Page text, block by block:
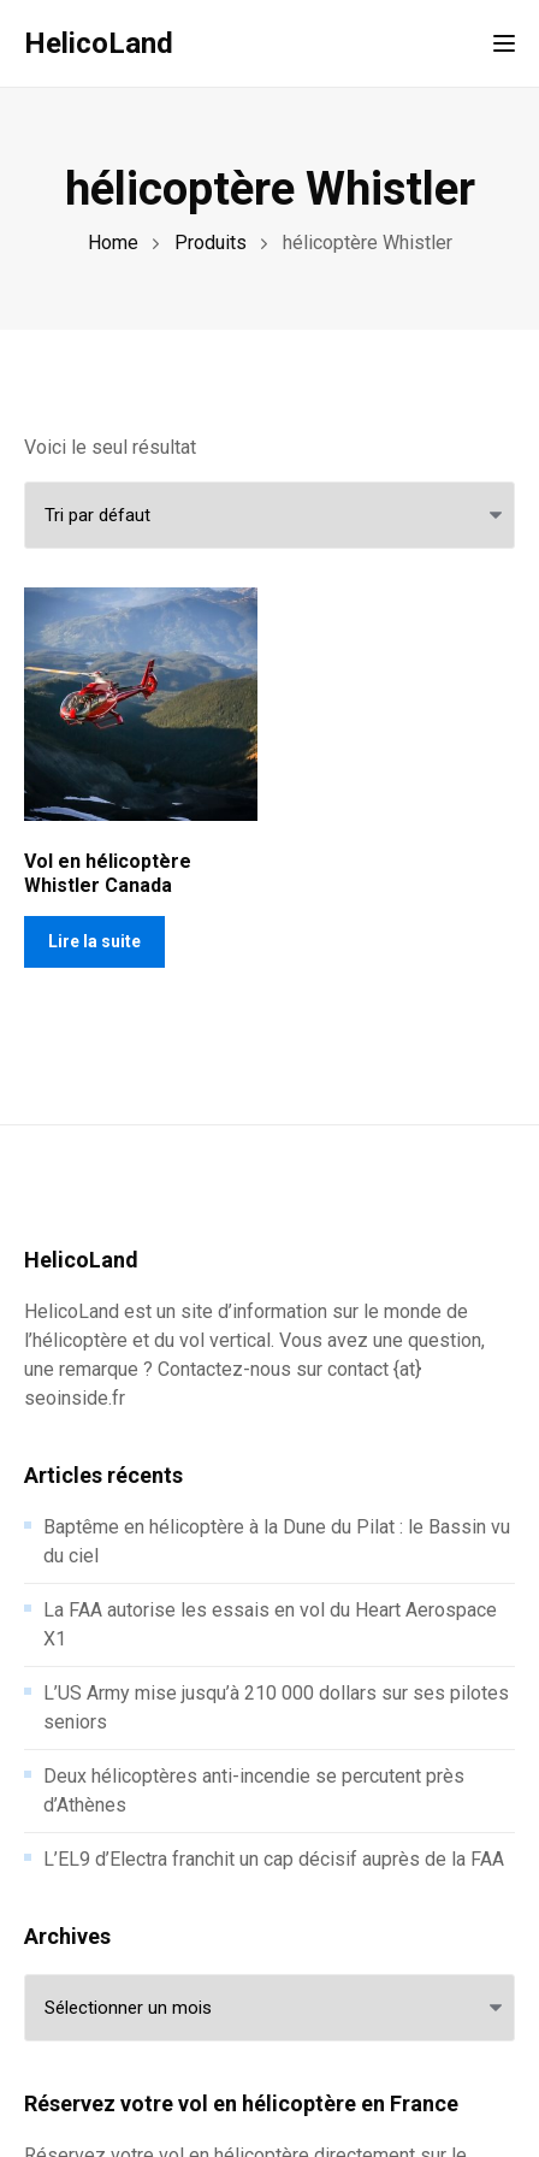
HelicoLand
hélicoptère Whistler
Home Produits hélicoptère Whistler
Voici le seul résultat
Vol en hélicoptère
Whistler Canada
Lire la suite
HelicoLand
HelicoLand est un site d’information sur le monde de
l’hélicoptère et du vol vertical. Vous avez une question,
une remarque ? Contactez-nous sur contact {at}
seoinside.fr
Articles récents
Baptême en hélicoptère à la Dune du Pilat : le Bassin vu
du ciel
La FAA autorise les essais en vol du Heart Aerospace
X1
L’US Army mise jusqu’à 210 000 dollars sur ses pilotes
seniors
Deux hélicoptères anti-incendie se percutent près
d’Athènes
L’EL9 d’Electra franchit un cap décisif auprès de la FAA
Archives
Réservez votre vol en hélicoptère en France